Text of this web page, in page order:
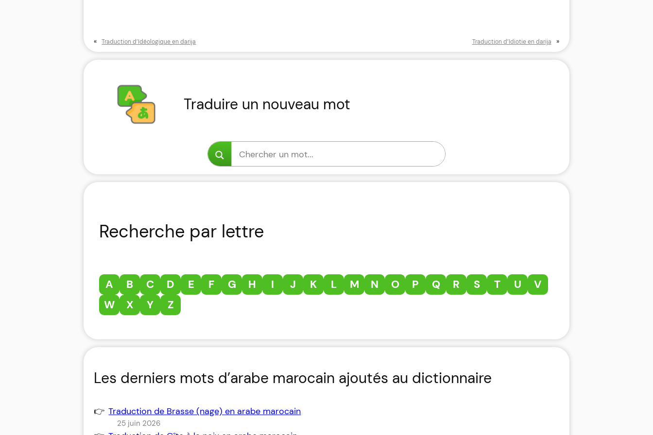
« Traduction d’Idéologique en darija Traduction d’Idiotie en darija »
Traduire un nouveau mot
Recherche par lettre
A B C D E F G H I J K L M N O P Q R S T U
V
W
X Y Z
Les derniers mots d’arabe marocain ajoutés au dictionnaire
Traduction de Brasse (nage) en arabe marocain
25 juin 2026